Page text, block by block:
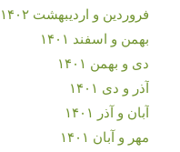
فروردین و اردیبهشت ۱۴۰۲
بهمن و اسفند ۱۴۰۱
دی و بهمن ۱۴۰۱
آذر و دی ۱۴۰۱
آبان و آذر ۱۴۰۱
مهر و آبان ۱۴۰۱